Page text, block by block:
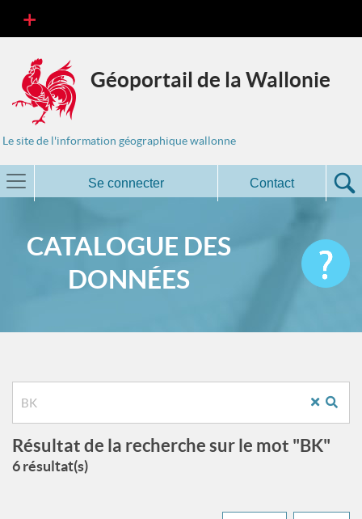
Géoportail de la Wallonie
Le site de l'information géographique wallonne
Se connecter Contact
CATALOGUE DES
DONNÉES
Résultat de la recherche sur le mot "BK"
6 résultat(s)